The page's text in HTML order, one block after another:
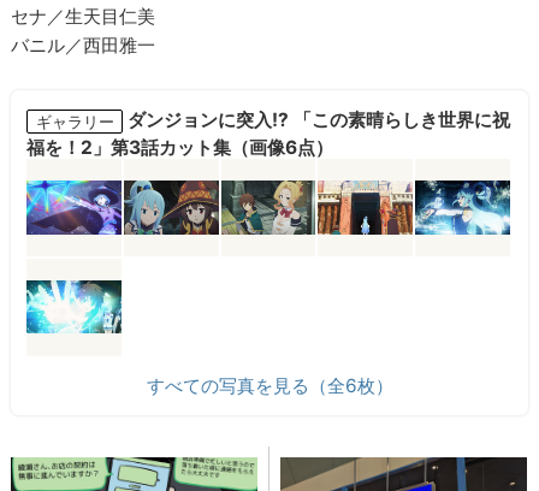
セナ／生天目仁美
バニル／西田雅一
ギャラリー
ダンジョンに突入!? 「この素晴らしき世界に祝
福を！2」第3話カット集（画像6点）
すべての写真を見る（全6枚）